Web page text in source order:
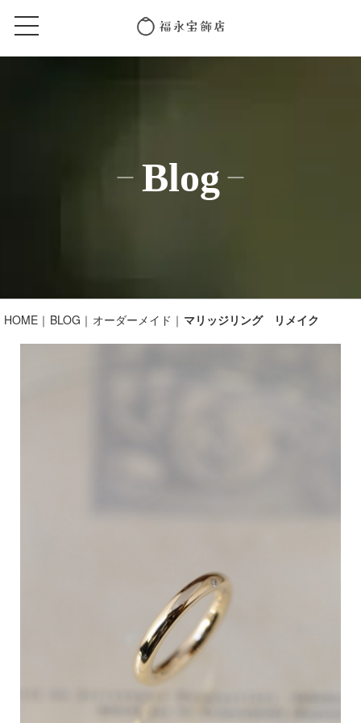
Blog
HOME BLOG オーダーメイド マリッジリング リメイク